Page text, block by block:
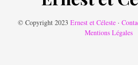
© Copyright 2023 Ernest et Céleste·
Mentions Légales